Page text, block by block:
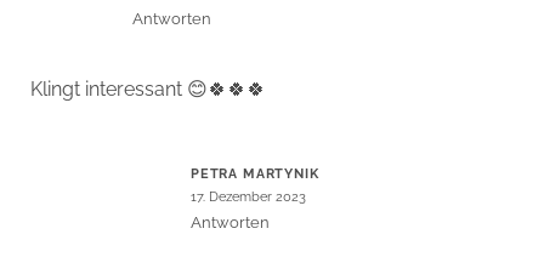
Antworten
Klingt interessant 😊🍀🍀🍀
PETRA MARTYNIK
17. Dezember 2023
Antworten